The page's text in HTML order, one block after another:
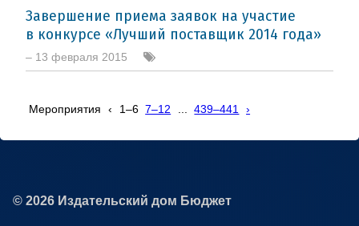
Завершение приема заявок на участие
в конкурсе «Лучший поставщик 2014 года»
– 13 февраля 2015
Мероприятия ‹ 1–6 7–12 439–441 ›
© 2026 Издательский дом Бюджет